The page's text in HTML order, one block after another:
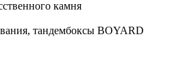
камня
тандембоксы BOYARD